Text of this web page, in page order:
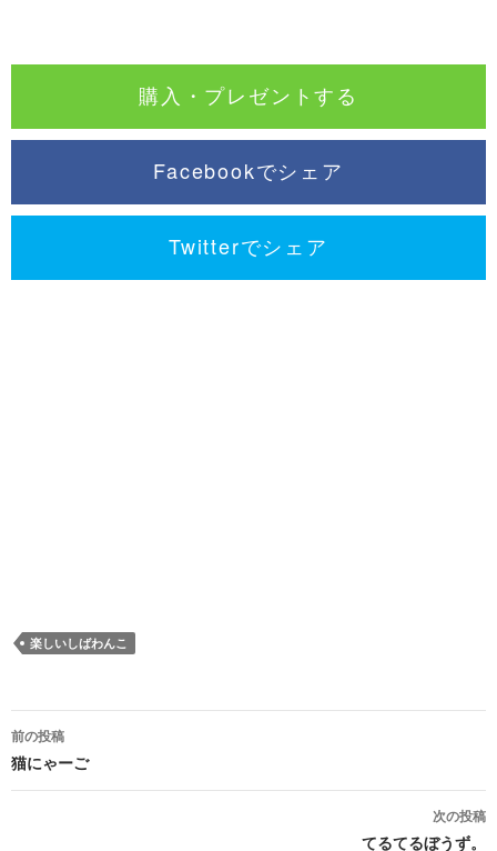
購入・プレゼントする
Facebookでシェア
Twitterでシェア
楽しいしばわんこ
前の投稿
猫にゃーご
次の投稿
てるてるぼうず。